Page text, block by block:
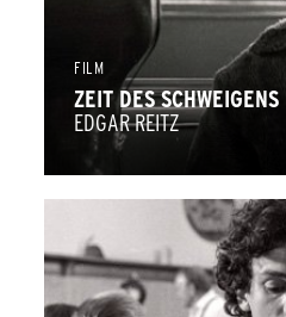
FILM
ZEIT DES SCHWEIGENS
EDGAR REITZ